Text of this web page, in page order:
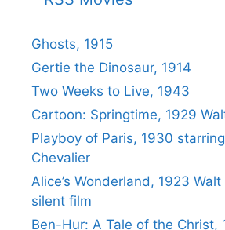
Ghosts, 1915
Gertie the Dinosaur, 1914
Two Weeks to Live, 1943
Cartoon: Springtime, 1929
Playboy of Paris, 1930
Chevalier
Alice’s Wonderland, 1923
silent film
Ben-Hur: A Tale of the Christ,